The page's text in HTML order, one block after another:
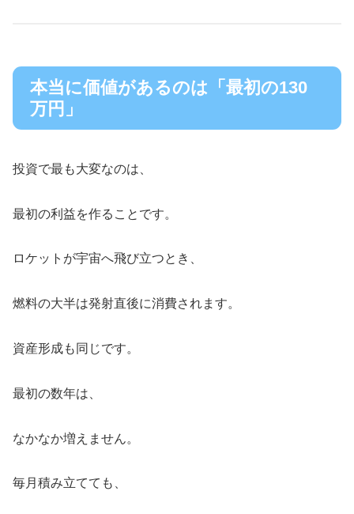
本当に価値があるのは「最初の130
万円」
投資で最も大変なのは、
最初の利益を作ることです。
ロケットが宇宙へ飛び立つとき、
燃料の大半は発射直後に消費されます。
資産形成も同じです。
最初の数年は、
なかなか増えません。
毎月積み立てても、